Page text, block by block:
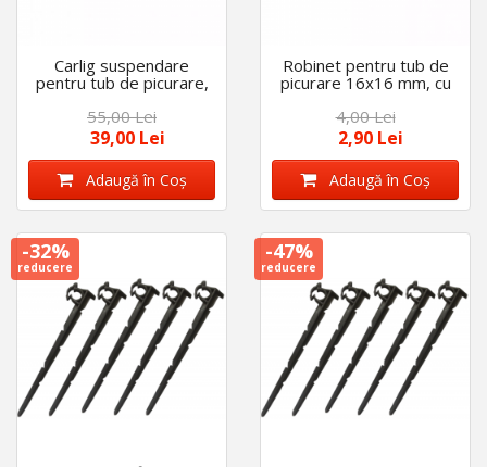
Carlig suspendare
pentru tub de picurare,
set 100 buc, diametru
de 16 mm
55,00 Lei
39,00 Lei
Adaugă în Coş
Robinet pentru tub de
picurare 16x16 mm, cu
4,00 Lei
2,90 Lei
Adaugă în Coş
-32%
reducere
-47%
reducere